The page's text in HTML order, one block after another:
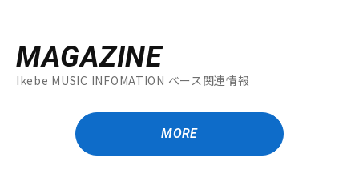
MAGAZINE
Ikebe MUSIC INFOMATION ベース関連情報
MORE